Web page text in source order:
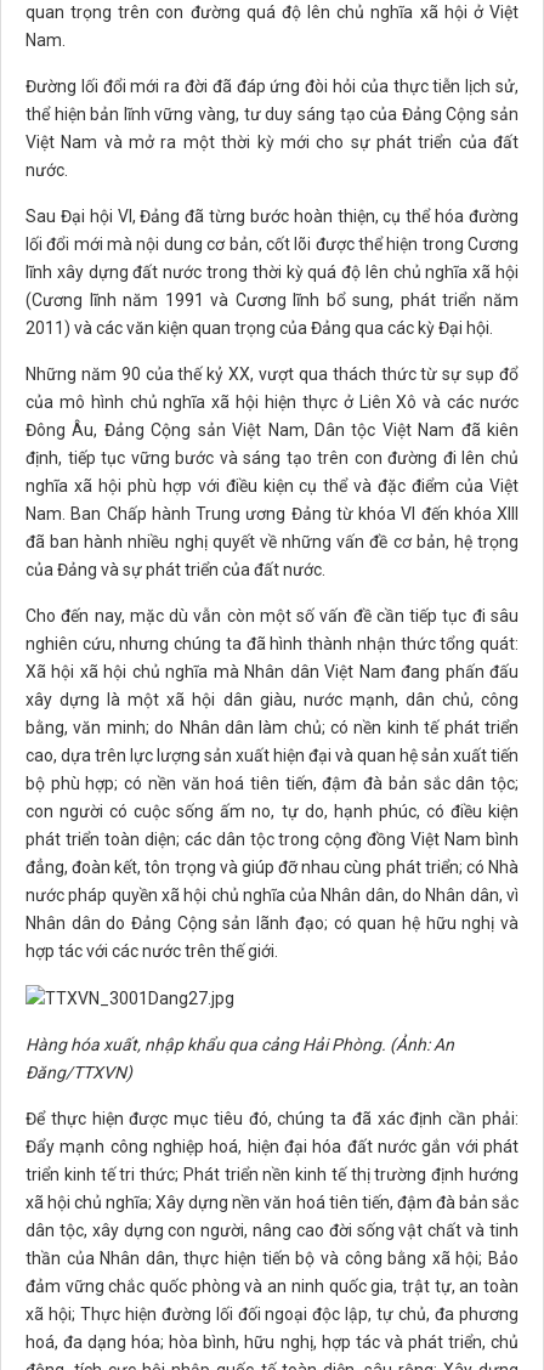
quan trọng trên con đường quá độ lên chủ nghĩa xã hội ở Việt
Nam.
Đường lối đổi mới ra đời đã đáp ứng đòi hỏi của thực tiễn lịch sử,
thể hiện bản lĩnh vững vàng, tư duy sáng tạo của Đảng Cộng sản
Việt Nam và mở ra một thời kỳ mới cho sự phát triển của đất
nước.
Sau Đại hội VI, Đảng đã từng bước hoàn thiện, cụ thể hóa đường
lối đổi mới mà nội dung cơ bản, cốt lõi được thể hiện trong Cương
lĩnh xây dựng đất nước trong thời kỳ quá độ lên chủ nghĩa xã hội
(Cương lĩnh năm 1991 và Cương lĩnh bổ sung, phát triển năm
2011) và các văn kiện quan trọng của Đảng qua các kỳ Đại hội.
Những năm 90 của thế kỷ XX, vượt qua thách thức từ sự sụp đổ
của mô hình chủ nghĩa xã hội hiện thực ở Liên Xô và các nước
Đông Âu, Đảng Cộng sản Việt Nam, Dân tộc Việt Nam đã kiên
định, tiếp tục vững bước và sáng tạo trên con đường đi lên chủ
nghĩa xã hội phù hợp với điều kiện cụ thể và đặc điểm của Việt
Nam. Ban Chấp hành Trung ương Đảng từ khóa VI đến khóa XIII
đã ban hành nhiều nghị quyết về những vấn đề cơ bản, hệ trọng
của Đảng và sự phát triển của đất nước.
Cho đến nay, mặc dù vẫn còn một số vấn đề cần tiếp tục đi sâu
nghiên cứu, nhưng chúng ta đã hình thành nhận thức tổng quát:
Xã hội xã hội chủ nghĩa mà Nhân dân Việt Nam đang phấn đấu
xây dựng là một xã hội dân giàu, nước mạnh, dân chủ, công
bằng, văn minh; do Nhân dân làm chủ; có nền kinh tế phát triển
cao, dựa trên lực lượng sản xuất hiện đại và quan hệ sản xuất tiến
bộ phù hợp; có nền văn hoá tiên tiến, đậm đà bản sắc dân tộc;
con người có cuộc sống ấm no, tự do, hạnh phúc, có điều kiện
phát triển toàn diện; các dân tộc trong cộng đồng Việt Nam bình
đẳng, đoàn kết, tôn trọng và giúp đỡ nhau cùng phát triển; có Nhà
nước pháp quyền xã hội chủ nghĩa của Nhân dân, do Nhân dân, vì
Nhân dân do Đảng Cộng sản lãnh đạo; có quan hệ hữu nghị và
hợp tác với các nước trên thế giới.
Hàng hóa xuất, nhập khẩu qua cảng Hải Phòng. (Ảnh: An
Đăng/TTXVN)
Để thực hiện được mục tiêu đó, chúng ta đã xác định cần phải:
Đẩy mạnh công nghiệp hoá, hiện đại hóa đất nước gắn với phát
triển kinh tế tri thức; Phát triển nền kinh tế thị trường định hướng
xã hội chủ nghĩa; Xây dựng nền văn hoá tiên tiến, đậm đà bản sắc
dân tộc, xây dựng con người, nâng cao đời sống vật chất và tinh
thần của Nhân dân, thực hiện tiến bộ và công bằng xã hội; Bảo
đảm vững chắc quốc phòng và an ninh quốc gia, trật tự, an toàn
xã hội; Thực hiện đường lối đối ngoại độc lập, tự chủ, đa phương
hoá, đa dạng hóa; hòa bình, hữu nghị, hợp tác và phát triển, chủ